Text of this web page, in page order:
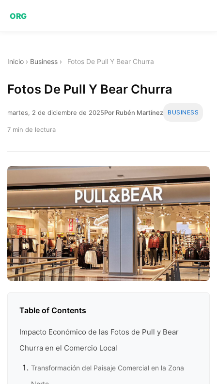
ORG
Inicio › Business › Fotos De Pull Y Bear Churra
Fotos De Pull Y Bear Churra
martes, 2 de diciembre de 2025Por Rubén Martínez BUSINESS
7 min de lectura
Table of Contents
Impacto Económico de las Fotos de Pull y Bear
Churra en el Comercio Local
Transformación del Paisaje Comercial en la Zona